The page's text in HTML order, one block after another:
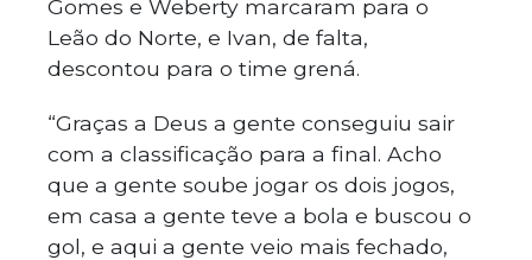
Gomes e Weberty marcaram para o
Leão do Norte, e Ivan, de falta,
descontou para o time grená.
“Graças a Deus a gente conseguiu sair
com a classificação para a final. Acho
que a gente soube jogar os dois jogos,
em casa a gente teve a bola e buscou o
gol, e aqui a gente veio mais fechado,